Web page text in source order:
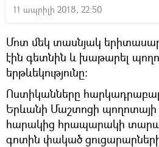
11 ապրիլի 2018, 22:50
Մոտ մեկ տասնյակ
էին գետնին և խաթարել
երթևեկությունը։
Ոստիկանները
Երևանի Մաշտոցի
հարակից հրապարակի
գոտին փակած